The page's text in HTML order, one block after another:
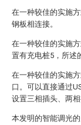
在一种较佳的实施
钢板相连接。
在一种较佳的实施
置有充电桩5，所述
在一种较佳的实施
口。可以直接通过
设置三相插头、两相
本发明的智能调光